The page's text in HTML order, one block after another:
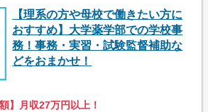
【理系の方や母校で働きたい方に
おすすめ】大学薬学部での学校事
務！事務・実習・試験監督補助な
どをおまかせ！
】月収27万円以上！